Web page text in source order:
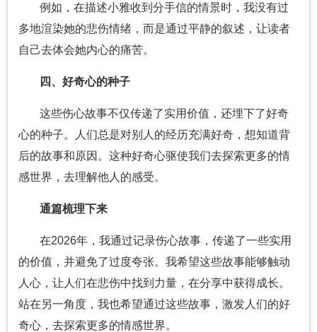
例如，在描述小雅收到分手信的情景时，我没有过
多地渲染她的悲伤情绪，而是通过平静的叙述，让读者
自己去体会她内心的痛苦。
四、好奇心的种子
这些伤心故事不仅传递了实用价值，还埋下了好奇
心的种子。人们总是对别人的经历充满好奇，想知道背
后的故事和原因。这种好奇心驱使我们去探索更多的情
感世界，去理解他人的感受。
通篇梳理下来
在2026年，我通过记录伤心故事，传递了一些实用
的价值，并避免了过度夸张。我希望这些故事能够触动
人心，让人们在悲伤中找到力量，在分享中获得成长。
站在另一角度，我也希望通过这些故事，激发人们的好
奇心，去探索更多的情感世界。